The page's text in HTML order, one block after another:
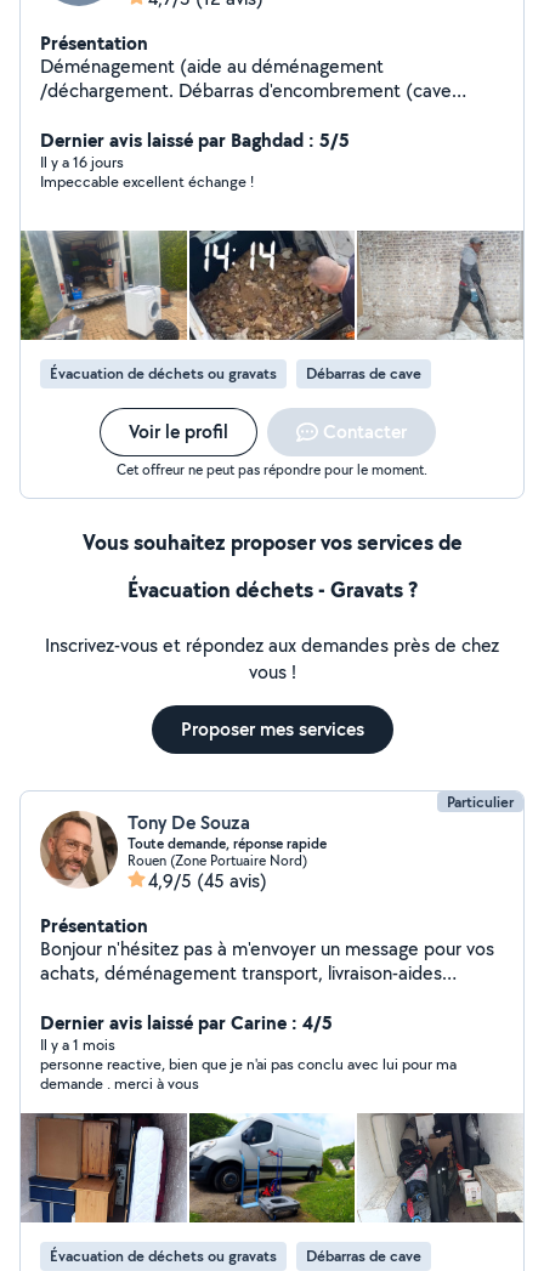
Présentation
Déménagement (aide au déménagement
/déchargement. Débarras d'encombrement (cave
Dernier avis laissé par Baghdad : 5/5
Il y a 16 jours
Impeccable excellent échange !
Évacuation de déchets ou gravats Débarras de cave
Voir le profil Contacter
Cet offreur ne peut pas répondre pour le moment.
Vous souhaitez proposer vos services de
Évacuation déchets - Gravats ?
Inscrivez-vous et répondez aux demandes près de chez
vous !
Proposer mes services
Particulier
Tony De Souza
Toute demande, réponse rapide
Rouen (Zone Portuaire Nord)
4,9/5 (45 avis)
Présentation
Bonjour n'hésitez pas à m'envoyer un message pour vos
achats, déménagement transport, livraison-aides
Dernier avis laissé par Carine : 4/5
Il y a 1 mois
personne reactive, bien que je n'ai pas conclu avec lui pour ma
demande . merci à vous
Évacuation de déchets ou gravats Débarras de cave